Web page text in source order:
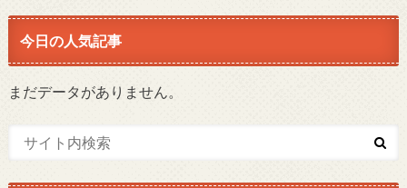
今日の人気記事
まだデータがありません。